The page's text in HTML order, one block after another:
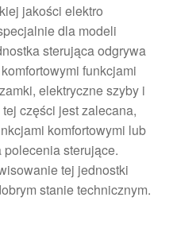
jakości elektro
dla modeli
sterująca odgrywa
funkcjami
elektryczne szyby i
części jest zalecana,
komfortowymi lub
sterujące.
tej jednostki
stanie technicznym.